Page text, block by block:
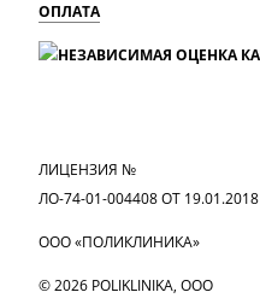
ОПЛАТА
ЛИЦЕНЗИЯ №
ЛО-74-01-004408 ОТ 19.01.2018
ООО «ПОЛИКЛИНИКА»
© 2026 POLIKLINIKA, OOO